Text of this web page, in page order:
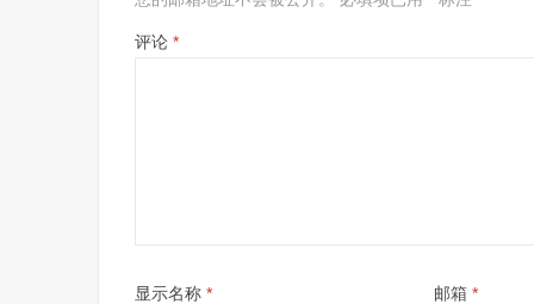
评论 *
显示名称 * 邮箱 *